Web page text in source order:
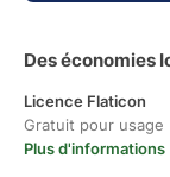
Des économies
Licence Flaticon
Gratuit pour usage
Plus d'informations